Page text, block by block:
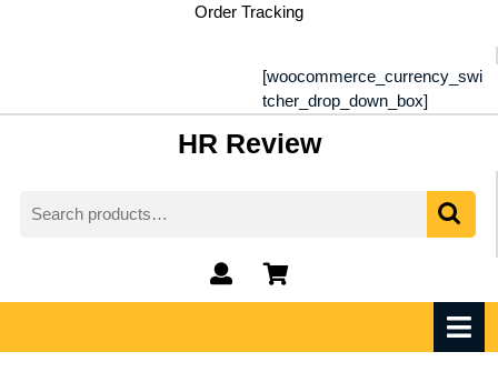
Order Tracking
[woocommerce_currency_swi
tcher_drop_down_box]
HR Review
for:
My
Account
shopping
cart